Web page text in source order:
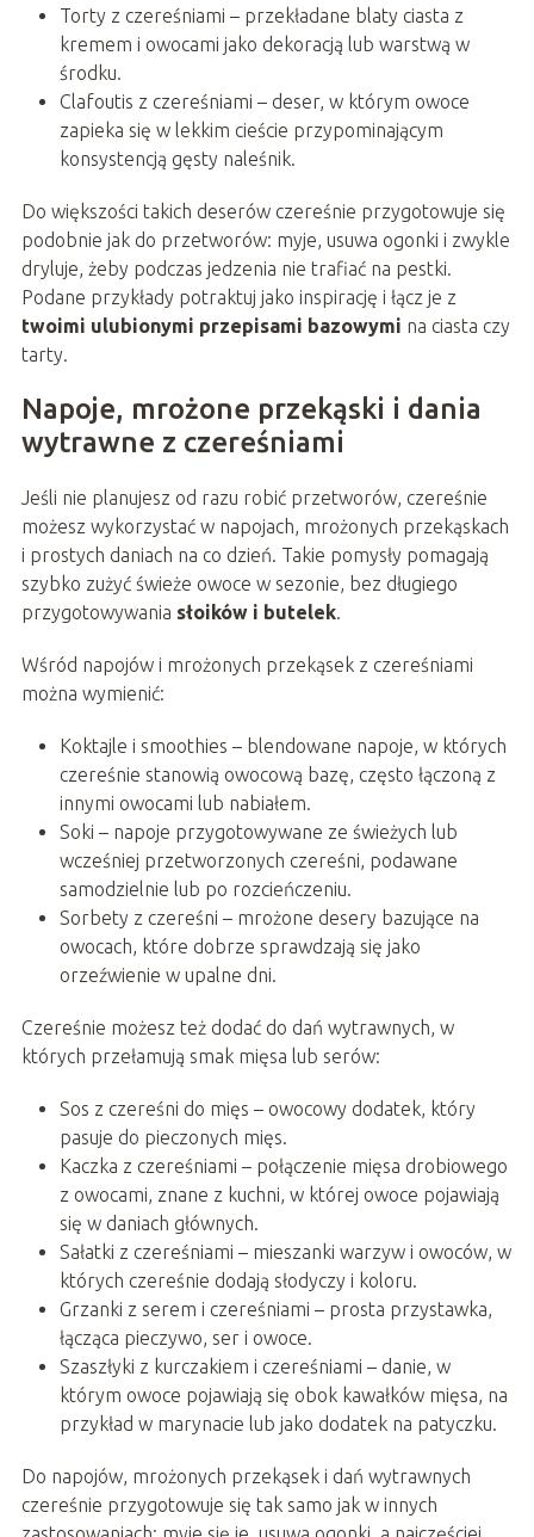
Torty z czereśniami – przekładane blaty ciasta z
kremem i owocami jako dekoracją lub warstwą w
środku.
Clafoutis z czereśniami – deser, w którym owoce
zapieka się w lekkim cieście przypominającym
konsystencją gęsty naleśnik.
Do większości takich deserów czereśnie przygotowuje się
podobnie jak do przetworów: myje, usuwa ogonki i zwykle
dryluje, żeby podczas jedzenia nie trafiać na pestki.
Podane przykłady potraktuj jako inspirację i łącz je z
twoimi ulubionymi przepisami bazowymi na ciasta czy
tarty.
Napoje, mrożone przekąski i dania
wytrawne z czereśniami
Jeśli nie planujesz od razu robić przetworów, czereśnie
możesz wykorzystać w napojach, mrożonych przekąskach
i prostych daniach na co dzień. Takie pomysły pomagają
szybko zużyć świeże owoce w sezonie, bez długiego
przygotowywania słoików i butelek.
Wśród napojów i mrożonych przekąsek z czereśniami
można wymienić:
Koktajle i smoothies – blendowane napoje, w których
czereśnie stanowią owocową bazę, często łączoną z
innymi owocami lub nabiałem.
Soki – napoje przygotowywane ze świeżych lub
wcześniej przetworzonych czereśni, podawane
samodzielnie lub po rozcieńczeniu.
Sorbety z czereśni – mrożone desery bazujące na
owocach, które dobrze sprawdzają się jako
orzeźwienie w upalne dni.
Czereśnie możesz też dodać do dań wytrawnych, w
których przełamują smak mięsa lub serów:
Sos z czereśni do mięs – owocowy dodatek, który
pasuje do pieczonych mięs.
Kaczka z czereśniami – połączenie mięsa drobiowego
z owocami, znane z kuchni, w której owoce pojawiają
się w daniach głównych.
Sałatki z czereśniami – mieszanki warzyw i owoców, w
których czereśnie dodają słodyczy i koloru.
Grzanki z serem i czereśniami – prosta przystawka,
łącząca pieczywo, ser i owoce.
Szaszłyki z kurczakiem i czereśniami – danie, w
którym owoce pojawiają się obok kawałków mięsa, na
przykład w marynacie lub jako dodatek na patyczku.
Do napojów, mrożonych przekąsek i dań wytrawnych
czereśnie przygotowuje się tak samo jak w innych